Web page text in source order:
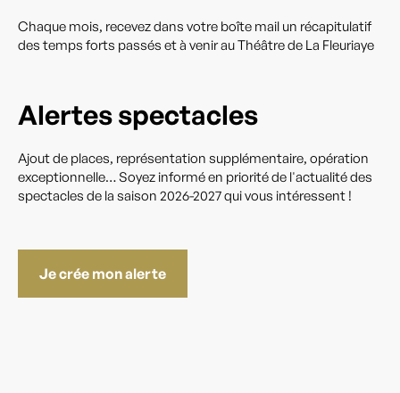
Chaque mois, recevez dans votre boîte mail un récapitulatif
des temps forts passés et à venir au Théâtre de La Fleuriaye
Alertes spectacles
Ajout de places, représentation supplémentaire, opération
exceptionnelle… Soyez informé en priorité de l'actualité des
spectacles de la saison 2026-2027 qui vous intéressent !
Je crée mon alerte